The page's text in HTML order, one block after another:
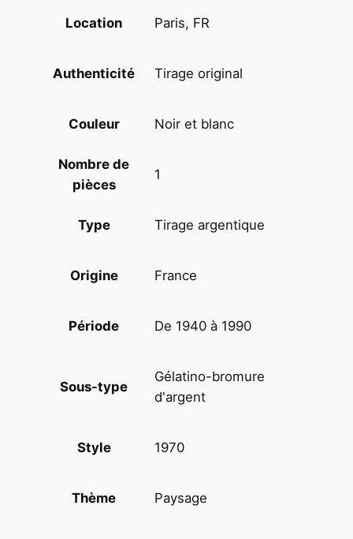
Location Paris, FR
Authenticité Tirage original
Couleur Noir et blanc
Nombre de
pièces
1
Type Tirage argentique
Origine France
Période De 1940 à 1990
Sous-type
Gélatino-bromure
d'argent
Style 1970
Thème Paysage